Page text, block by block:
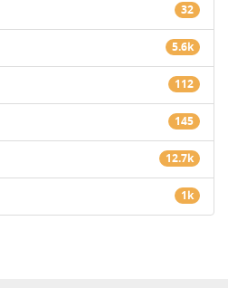
32
5.6k
112
145
12.7k
1k